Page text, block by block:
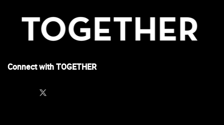
Connect with TOGETHER